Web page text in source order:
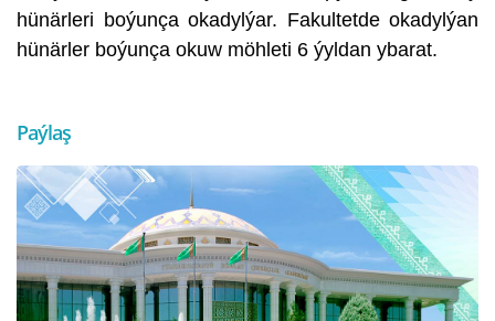
hünärleri boýunça okadylýar. Fakultetde okadylýan
hünärler boýunça okuw möhleti 6 ýyldan ybarat.
Paýlaş